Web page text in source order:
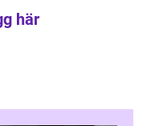
här